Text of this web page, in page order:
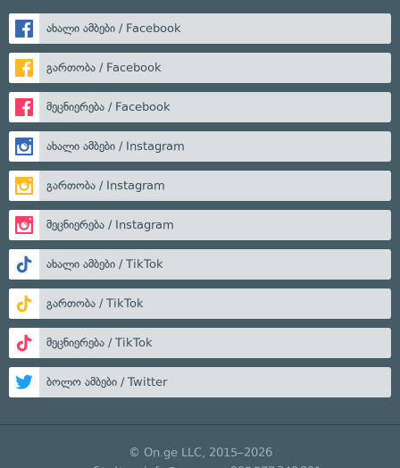
ახალი ამბები / Facebook
გართობა / Facebook
მეცნიერება / Facebook
ახალი ამბები / Instagram
გართობა / Instagram
მეცნიერება / Instagram
ახალი ამბები / TikTok
გართობა / TikTok
მეცნიერება / TikTok
ბოლო ამბები / Twitter
© On.ge LLC, 2015–2026